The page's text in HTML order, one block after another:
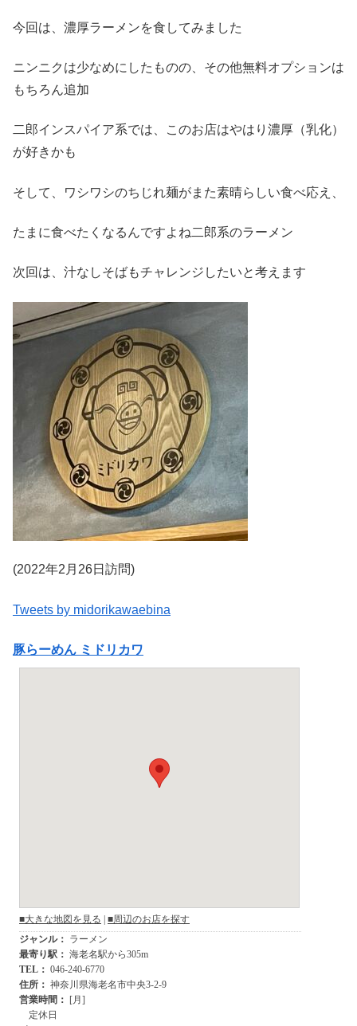
今回は、濃厚ラーメンを食してみました
ニンニクは少なめにしたものの、その他無料オプションは
もちろん追加
二郎インスパイア系では、このお店はやはり濃厚（乳化）
が好きかも
そして、ワシワシのちじれ麺がまた素晴らしい食べ応え、
たまに食べたくなるんですよね二郎系のラーメン
次回は、汁なしそばもチャレンジしたいと考えます
(2022年2月26日訪問)
Tweets by midorikawaebina
豚らーめん ミドリカワ